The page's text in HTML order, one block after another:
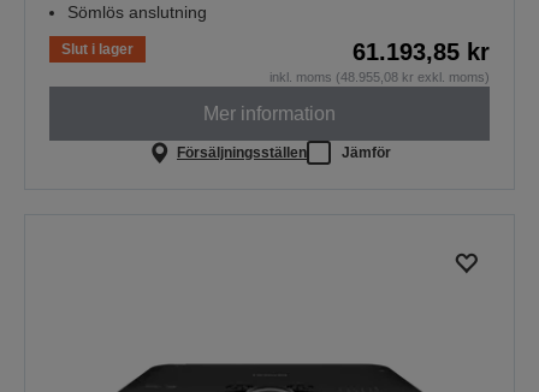
Sömlös anslutning
Slut i lager 61.193,85 kr
inkl. moms (48.955,08 kr exkl. moms)
Mer information
Försäljningsställen Jämför